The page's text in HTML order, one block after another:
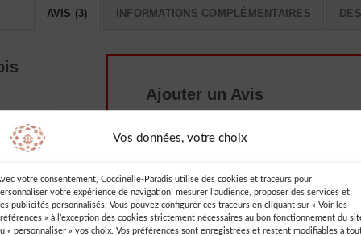
Vos données, votre choix
votre consentement, Coccinelle-Paradis utilise des cookies et traceurs pour
votre expérience de navigation, mesurer l’audience, proposer des services et
publicités personnalisés. Vous pouvez configurer ces traceurs en cliquant sur « Voir les
» à l’exception des cookies strictement nécessaires au bon fonctionnement du
« personnaliser » vos choix. Vos préférences sont enregistrées et restent modifiables à
AVIS (3) INFORMATIONS COMPLÉMENTAIRES
Ajouter un Avis
un avis.